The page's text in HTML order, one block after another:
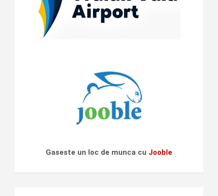
Gaseste un loc de munca cu Jooble